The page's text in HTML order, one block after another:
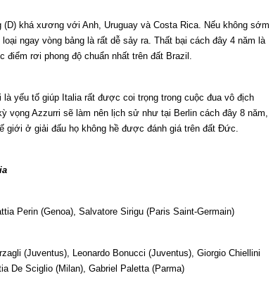
khá xương với Anh, Uruguay và Costa Rica. Nếu không sớm
ngay vòng bảng là rất dễ sảy ra. Thất bại cách đây 4 năm là
điểm rơi phong độ chuẩn nhất trên đất Brazil.
yếu tố giúp Italia rất được coi trọng trong cuộc đua vô địch
vọng Azzurri sẽ làm nên lịch sử như tại Berlin cách đây 8 năm,
giới ở giải đấu họ không hề được đánh giá trên đất Đức.
Perin (Genoa), Salvatore Sirigu (Paris Saint-Germain)
(Juventus), Leonardo Bonucci (Juventus), Giorgio Chiellini
De Sciglio (Milan), Gabriel Paletta (Parma)